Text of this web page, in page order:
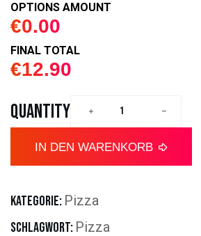
OPTIONS AMOUNT
€0.00
FINAL TOTAL
€12.90
QUANTITY
IN DEN WARENKORB
KATEGORIE: Pizza
SCHLAGWORT: Pizza